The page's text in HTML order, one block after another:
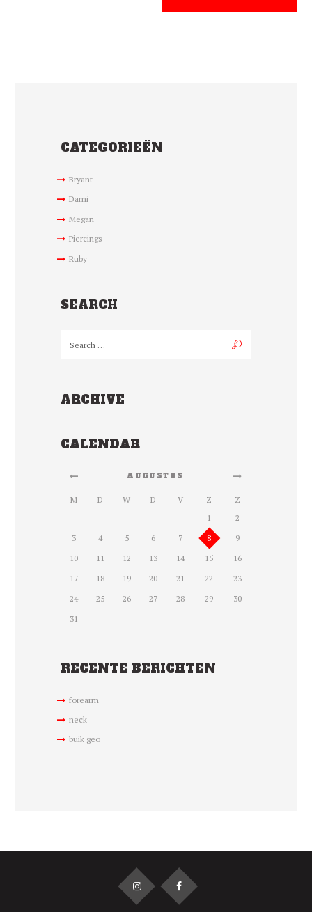
CATEGORIEËN
Bryant
Dami
Megan
Piercings
Ruby
SEARCH
ARCHIVE
CALENDAR
AUGUSTUS
M D W D V Z
Z
1
2
3
4 5 6 7 8
9
10
11 12 13 14 15
16
17
18 19 20 21 22
23
24
25 26 27 28 29
30
31
RECENTE BERICHTEN
forearm
neck
buik geo